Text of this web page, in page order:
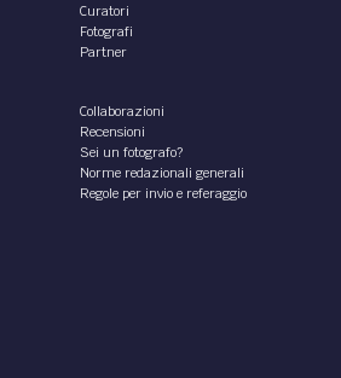
Curatori
Fotografi
Partner
Collaborazioni
Recensioni
Sei un fotografo?
Norme redazionali generali
Regole per invio e referaggio